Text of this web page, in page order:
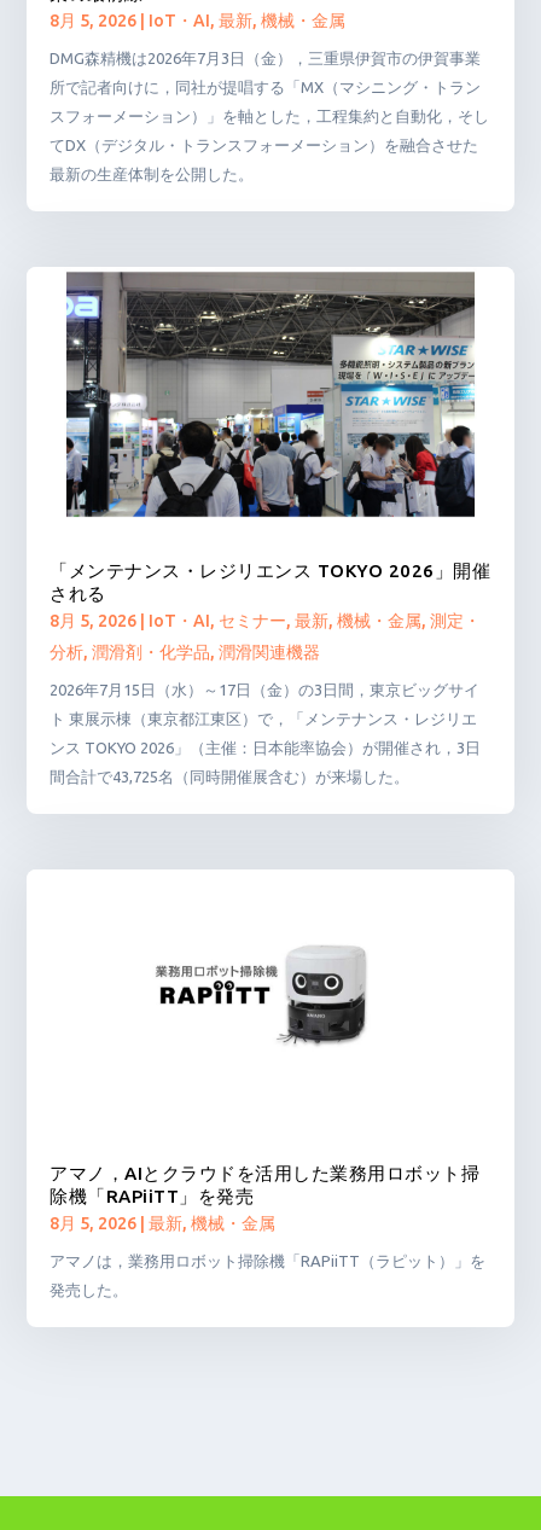
8月 5, 2026 IoT・AI,最新,機械・金属
DMG森精機は2026年7月3日（金），三重県伊賀市の伊賀事業
所で記者向けに，同社が提唱する「MX（マシニング・トラン
スフォーメーション）」を軸とした，工程集約と自動化，そし
てDX（デジタル・トランスフォーメーション）を融合させた
最新の生産体制を公開した。
「メンテナンス・レジリエンス TOKYO 2026」開催
される
8月 5, 2026 IoT・AI, セミナー,最新,機械・金属,測定・
分析,潤滑剤・化学品,潤滑関連機器
2026年7月15日（水）～17日（金）の3日間，東京ビッグサイ
ト 東展示棟（東京都江東区）で，「メンテナンス・レジリエ
ンス TOKYO 2026」（主催：日本能率協会）が開催され，3日
間合計で43,725名（同時開催展含む）が来場した。
アマノ，AIとクラウドを活用した業務用ロボット掃
除機「RAPiiTT」を発売
8月 5, 2026 |最新,機械・金属
アマノは，業務用ロボット掃除機「RAPiiTT（ラピット）」を
発売した。